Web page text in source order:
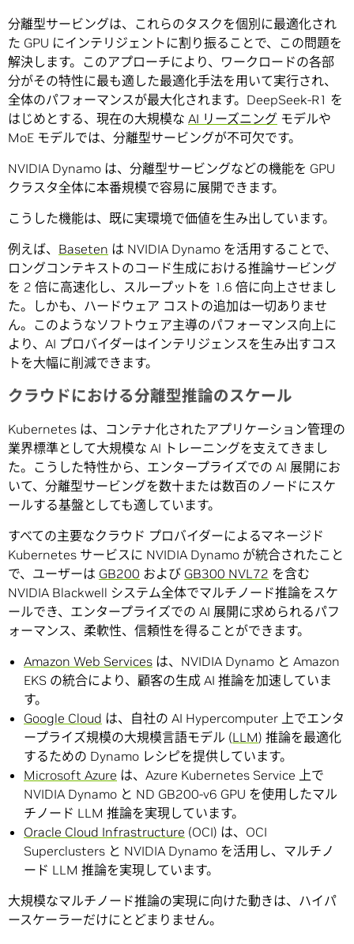
分離型サービングは、これらのタスクを個別に最適化され
た GPU にインテリジェントに割り振ることで、この問題を
解決します。このアプローチにより、ワークロードの各部
分がその特性に最も適した最適化手法を用いて実行され、
全体のパフォーマンスが最大化されます。DeepSeek-R1 を
はじめとする、現在の大規模な AI リーズニング モデルや
MoE モデルでは、分離型サービングが不可欠です。
NVIDIA Dynamo は、分離型サービングなどの機能を GPU
クラスタ全体に本番規模で容易に展開できます。
こうした機能は、既に実環境で価値を生み出しています。
例えば、 Baseten は NVIDIA Dynamo を活用することで、
ロングコンテキストのコード生成における推論サービング
を 2 倍に高速化し、スループットを 1.6 倍に向上させまし
た。しかも、ハードウェア コストの追加は一切ありませ
ん。このようなソフトウェア主導のパフォーマンス向上に
より、AI プロバイダーはインテリジェンスを生み出すコス
トを大幅に削減できます。
クラウドにおける分離型推論のスケール
Kubernetes は、コンテナ化されたアプリケーション管理の
業界標準として大規模な AI トレーニングを支えてきまし
た。こうした特性から、エンタープライズでの AI 展開にお
いて、分離型サービングを数十または数百のノードにスケ
ールする基盤としても適しています。
すべての主要なクラウド プロバイダーによるマネージド
Kubernetes サービスに NVIDIA Dynamo が統合されたこと
で、ユーザーは GB200 および GB300 NVL72 を含む
NVIDIA Blackwell システム全体でマルチノード推論をスケ
ールでき、エンタープライズでの AI 展開に求められるパフ
ォーマンス、柔軟性、信頼性を得ることができます。
Amazon Web Services は、NVIDIA Dynamo と Amazon
EKS の統合により、顧客の生成 AI 推論を加速していま
す。
Google Cloud は、自社の AI Hypercomputer 上でエンタ
ープライズ規模の大規模言語モデル (LLM) 推論を最適化
するための Dynamo レシピを提供しています。
Microsoft Azure は、Azure Kubernetes Service 上で
NVIDIA Dynamo と ND GB200-v6 GPU を使用したマル
チノード LLM 推論を実現しています。
Oracle Cloud Infrastructure (OCI) は、OCI
Superclusters と NVIDIA Dynamo を活用し、マルチノ
ード LLM 推論を実現しています。
大規模なマルチノード推論の実現に向けた動きは、ハイパ
ースケーラーだけにとどまりません。